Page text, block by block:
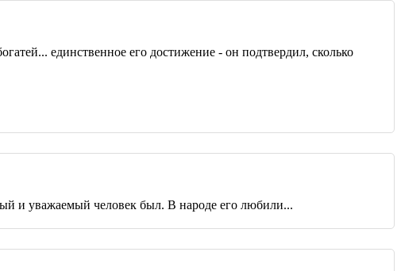
единственное его достижение - он подтвердил, сколько
и уважаемый человек был. В народе его любили...